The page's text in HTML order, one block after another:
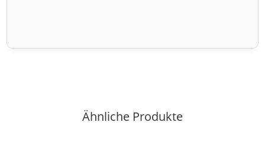
Ähnliche Produkte